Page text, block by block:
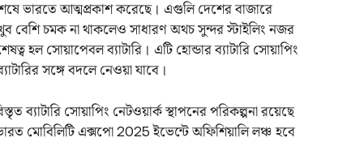
ভারতে আত্মপ্রকাশ করেছে। এগুলি দেশের বাজারে
বেশি চমক না থাকলেও সাধারণ অথচ সুন্দর স্টাইলিং নজর
হল সোয়াপেবল ব্যাটারি। এটি হোন্ডার ব্যাটারি সোয়াপিং
সঙ্গে বদলে নেওয়া যাবে।
ব্যাটারি সোয়াপিং নেটওয়ার্ক স্থাপনের পরিকল্পনা রয়েছে
মোবিলিটি এক্সপো 2025 ইভেন্টে অফিশিয়ালি লঞ্চ হবে